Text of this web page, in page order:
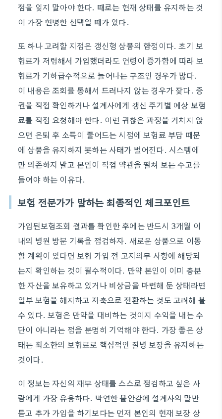
점을 잊지 말아야 한다. 때로는 현재 상태를 유지하는 것
이 가장 현명한 선택일 때가 있다.
또 하나 고려할 지점은 갱신형 상품의 함정이다. 초기 보
험료가 저렴해서 가입했더라도 연령이 증가함에 따라 보
험료가 기하급수적으로 늘어나는 구조인 경우가 많다.
이 내용은 조회를 통해서 드러나지 않는 경우가 잦다. 증
권을 직접 확인하거나 설계사에게 갱신 주기별 예상 보험
료를 직접 요청해야 한다. 이런 귀찮은 과정을 거치지 않
으면 은퇴 후 소득이 줄어드는 시점에 보험료 부담 때문
에 상품을 유지하지 못하는 사태가 벌어진다. 시스템에
만 의존하지 말고 본인이 직접 약관을 펼쳐 보는 수고를
들여야 하는 이유다.
보험 전문가가 말하는 최종적인 체크포인트
가입된보험조회 결과를 확인한 후에는 반드시 3개월 이
내의 병원 방문 기록을 점검하자. 새로운 상품으로 이동
할 계획이 있다면 보험 가입 전 고지의무 사항에 해당되
는지 확인하는 것이 필수적이다. 만약 본인이 이미 충분
한 자산을 보유하고 있거나 비상금을 마련해 둔 상태라면
일부 보험을 해지하고 저축으로 전환하는 것도 고려해 볼
수 있다. 보험은 만약을 대비하는 것이지 수익을 내는 수
단이 아니라는 점을 분명히 기억해야 한다. 가장 좋은 상
태는 최소한의 보험료로 핵심적인 질병 보장을 유지하는
것이다.
이 정보는 자신의 재무 상태를 스스로 점검하고 싶은 사
람에게 가장 유용하다. 막연한 불안감에 설계사의 말만
듣고 추가 가입을 하기보다는 먼저 본인의 현재 보장 상